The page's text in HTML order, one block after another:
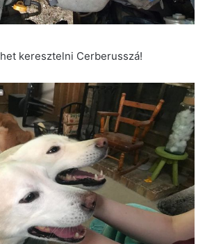
keresztelni Cerberusszá!